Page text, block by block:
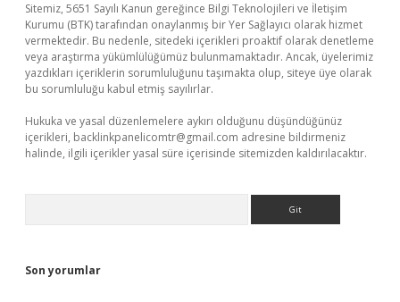
Sitemiz, 5651 Sayılı Kanun gereğince Bilgi Teknolojileri ve İletişim
Kurumu (BTK) tarafından onaylanmış bir Yer Sağlayıcı olarak hizmet
vermektedir. Bu nedenle, sitedeki içerikleri proaktif olarak denetleme
veya araştırma yükümlülüğümüz bulunmamaktadır. Ancak, üyelerimiz
yazdıkları içeriklerin sorumluluğunu taşımakta olup, siteye üye olarak
bu sorumluluğu kabul etmiş sayılırlar.
Hukuka ve yasal düzenlemelere aykırı olduğunu düşündüğünüz
içerikleri, backlinkpanelicomtr@gmail.com adresine bildirmeniz
halinde, ilgili içerikler yasal süre içerisinde sitemizden kaldırılacaktır.
Son yorumlar